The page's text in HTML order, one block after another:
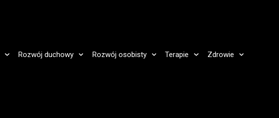
Rozwój duchowy Rozwój osobisty Terapie Zdrowie